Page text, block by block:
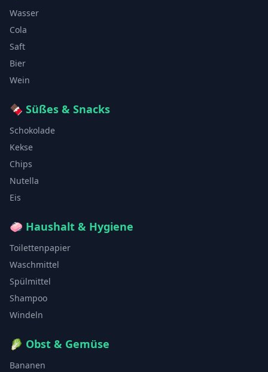
Wasser
Cola
Saft
Bier
Wein
🍫 Süßes & Snacks
Schokolade
Kekse
Chips
Nutella
Eis
🧼 Haushalt & Hygiene
Toilettenpapier
Waschmittel
Spülmittel
Shampoo
Windeln
🥬 Obst & Gemüse
Bananen